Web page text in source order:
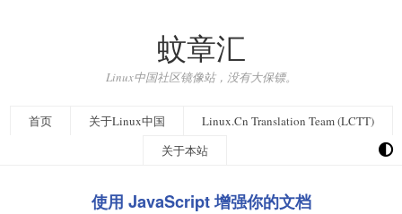
蚊章汇
Linux中国社区镜像站，没有大保镖。
首页 关于Linux中国
Linux.Cn Translation Team (LCTT)
关于本站
使用 JavaScript 增强你的文档